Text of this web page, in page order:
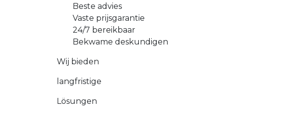
Beste advies
Vaste prijsgarantie
24/7 bereikbaar
Bekwame deskundigen
Wij bieden
langfristige
Lösungen